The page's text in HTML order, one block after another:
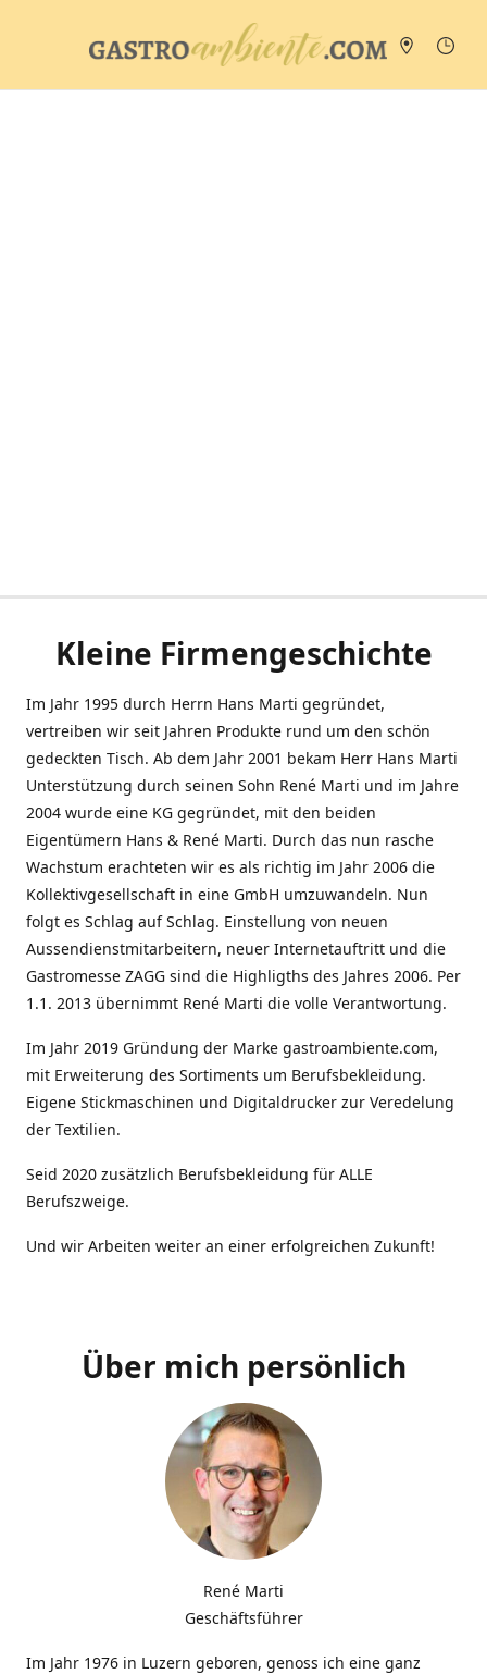
Kleine Firmengeschichte
Im Jahr 1995 durch Herrn Hans Marti gegründet,
vertreiben wir seit Jahren Produkte rund um den schön
gedeckten Tisch. Ab dem Jahr 2001 bekam Herr Hans Marti
Unterstützung durch seinen Sohn René Marti und im Jahre
2004 wurde eine KG gegründet, mit den beiden
Eigentümern Hans & René Marti. Durch das nun rasche
Wachstum erachteten wir es als richtig im Jahr 2006 die
Kollektivgesellschaft in eine GmbH umzuwandeln. Nun
folgt es Schlag auf Schlag. Einstellung von neuen
Aussendienstmitarbeitern, neuer Internetauftritt und die
Gastromesse ZAGG sind die Highligths des Jahres 2006. Per
1.1. 2013 übernimmt René Marti die volle Verantwortung.
Im Jahr 2019 Gründung der Marke gastroambiente.com,
mit Erweiterung des Sortiments um Berufsbekleidung.
Eigene Stickmaschinen und Digitaldrucker zur Veredelung
der Textilien.
Seid 2020 zusätzlich Berufsbekleidung für ALLE
Berufszweige.
Und wir Arbeiten weiter an einer erfolgreichen Zukunft!
Über mich persönlich
René Marti
Geschäftsführer
Im Jahr 1976 in Luzern geboren, genoss ich eine ganz